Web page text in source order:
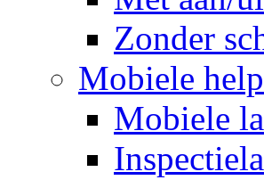
Zonder
Mobiele
Mobiele